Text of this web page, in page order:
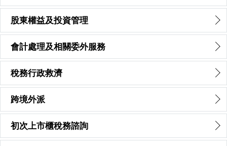
股東權益及投資管理
會計處理及相關委外服務
稅務行政救濟
跨境外派
初次上市櫃稅務諮詢